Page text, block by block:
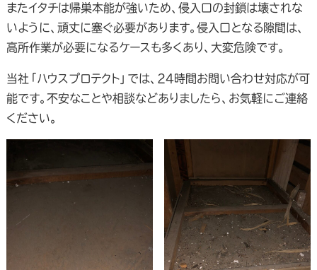
またイタチは帰巣本能が強いため、侵入口の封鎖は壊されな
いように、頑丈に塞ぐ必要があります。侵入口となる隙間は、
高所作業が必要になるケースも多くあり、大変危険です。
当社「ハウスプロテクト」では、24時間お問い合わせ対応が可
能です。不安なことや相談などありましたら、お気軽にご連絡
ください。